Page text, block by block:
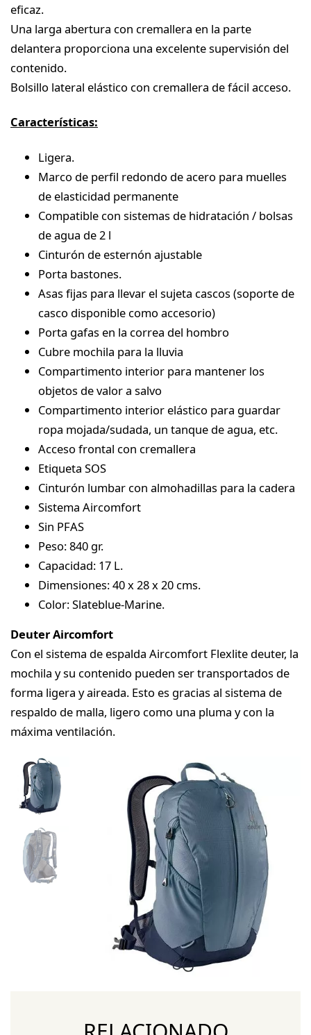
eficaz.
Una larga abertura con cremallera en la parte
delantera proporciona una excelente supervisión del
contenido.
Bolsillo lateral elástico con cremallera de fácil acceso.
Características:
Ligera.
Marco de perfil redondo de acero para muelles
de elasticidad permanente
Compatible con sistemas de hidratación / bolsas
de agua de 2 l
Cinturón de esternón ajustable
Porta bastones.
Asas fijas para llevar el sujeta cascos (soporte de
casco disponible como accesorio)
Porta gafas en la correa del hombro
Cubre mochila para la lluvia
Compartimento interior para mantener los
objetos de valor a salvo
Compartimento interior elástico para guardar
ropa mojada/sudada, un tanque de agua, etc.
Acceso frontal con cremallera
Etiqueta SOS
Cinturón lumbar con almohadillas para la cadera
Sistema Aircomfort
Sin PFAS
Peso: 840 gr.
Capacidad: 17 L.
Dimensiones: 40 x 28 x 20 cms.
Color: Slateblue-Marine.
Deuter Aircomfort
Con el sistema de espalda Aircomfort Flexlite deuter, la
mochila y su contenido pueden ser transportados de
forma ligera y aireada. Esto es gracias al sistema de
respaldo de malla, ligero como una pluma y con la
máxima ventilación.